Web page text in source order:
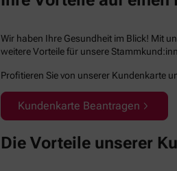
Wir haben Ihre Gesundheit im Blick! Mit
weitere Vorteile für unsere
Profitieren Sie von unserer Kundenkarte
Kundenkarte Beantragen
Die Vorteile unserer